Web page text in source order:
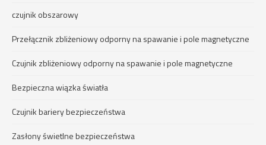
czujnik obszarowy
Przełącznik zbliżeniowy odporny na spawanie i pole magnetyczne
Czujnik zbliżeniowy odporny na spawanie i pole magnetyczne
Bezpieczna wiązka światła
Czujnik bariery bezpieczeństwa
Zasłony świetlne bezpieczeństwa